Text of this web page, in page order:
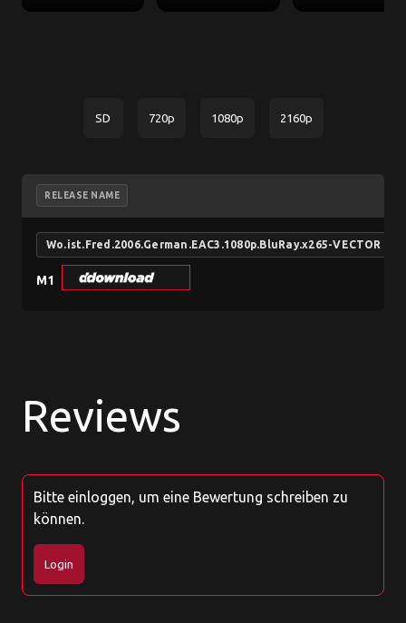
SD 720p 1080p 2160p
RELEASE NAME
Wo.ist.Fred.2006.German.EAC3.1080p.BluRay.x265-VECTOR
M1
Reviews
Bitte einloggen, um eine Bewertung schreiben zu
können.
Login